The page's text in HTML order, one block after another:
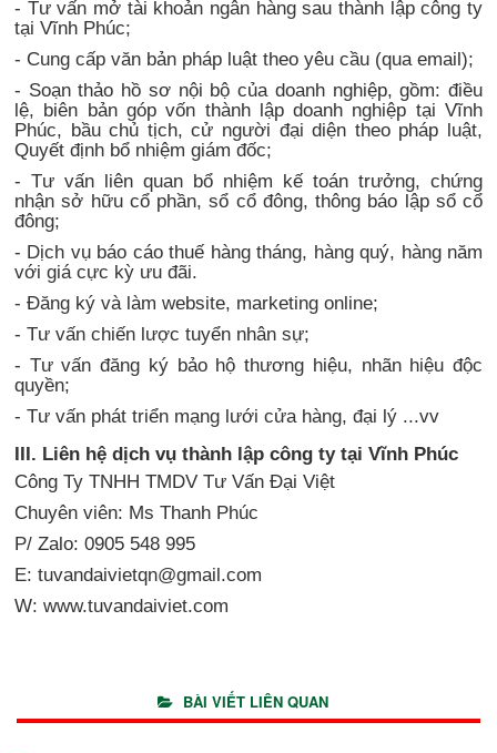
- Tư vấn mở tài khoản ngân hàng sau thành lập công ty
tại Vĩnh Phúc;
- Cung cấp văn bản pháp luật theo yêu cầu (qua email);
- Soạn thảo hồ sơ nội bộ của doanh nghiệp, gồm: điều
lệ, biên bản góp vốn thành lập doanh nghiệp tại Vĩnh
Phúc, bầu chủ tịch, cử người đại diện theo pháp luật,
Quyết định bổ nhiệm giám đốc;
- Tư vấn liên quan bổ nhiệm kế toán trưởng, chứng
nhận sở hữu cổ phần, sổ cổ đông, thông báo lập sổ cổ
đông;
- Dịch vụ báo cáo thuế hàng tháng, hàng quý, hàng năm
với giá cực kỳ ưu đãi.
- Đăng ký và làm website, marketing online;
- Tư vấn chiến lược tuyển nhân sự;
- Tư vấn đăng ký bảo hộ thương hiệu, nhãn hiệu độc
quyền;
- Tư vấn phát triển mạng lưới cửa hàng, đại lý ...vv
III. Liên hệ dịch vụ thành lập công ty tại Vĩnh Phúc
Công Ty TNHH TMDV Tư Vấn Đại Việt
Chuyên viên: Ms Thanh Phúc
P/ Zalo: 0905 548 995
E: tuvandaivietqn@gmail.com
W: www.tuvandaiviet.com
BÀI VIẾT LIÊN QUAN